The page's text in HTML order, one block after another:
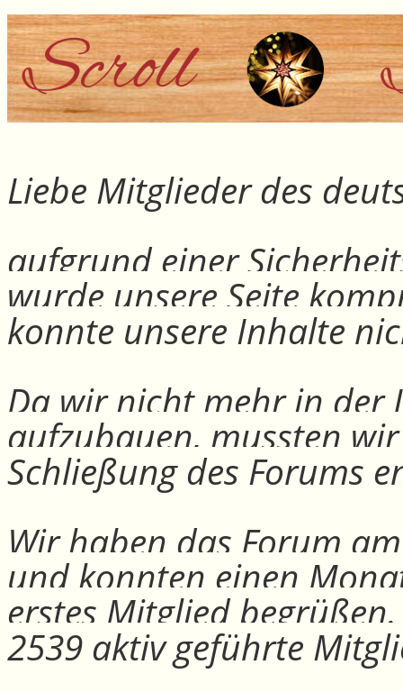
Liebe Mitglieder des
aufgrund einer
wurde unsere Seite
konnte unsere Inhalte
Da wir nicht mehr in der
aufzubauen, mussten
Schließung des Forums
Wir haben das Forum
und konnten einen
erstes Mitglied
2539 aktiv geführte